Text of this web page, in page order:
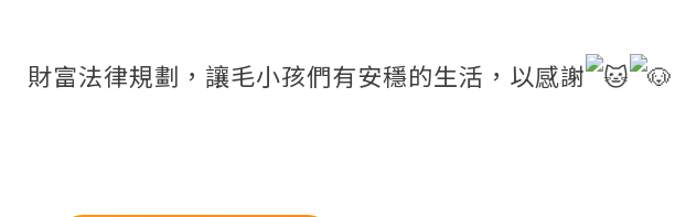
財富法律規劃，讓毛小孩們有安穩的生活，以感謝